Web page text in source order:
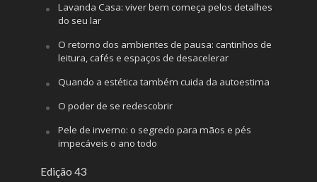
Lavanda Casa: viver bem começa pelos detalhes
do seu lar
O retorno dos ambientes de pausa: cantinhos de
leitura, cafés e espaços de desacelerar
Quando a estética também cuida da autoestima
O poder de se redescobrir
Pele de inverno: o segredo para mãos e pés
impecáveis o ano todo
Edição 43